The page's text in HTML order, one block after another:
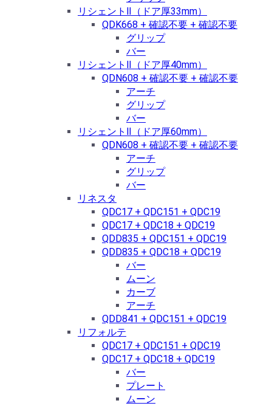
リシェントⅡ（ドア厚33mm）
QDK668 + 確認不要 + 確認不要
グリップ
バー
リシェントⅡ（ドア厚40mm）
QDN608 + 確認不要 + 確認不要
アーチ
グリップ
バー
リシェントⅡ（ドア厚60mm）
QDN608 + 確認不要 + 確認不要
アーチ
グリップ
バー
リネスタ
QDC17 + QDC151 + QDC19
QDC17 + QDC18 + QDC19
QDD835 + QDC151 + QDC19
QDD835 + QDC18 + QDC19
バー
ムーン
カーブ
アーチ
QDD841 + QDC151 + QDC19
リフォルテ
QDC17 + QDC151 + QDC19
QDC17 + QDC18 + QDC19
バー
プレート
ムーン